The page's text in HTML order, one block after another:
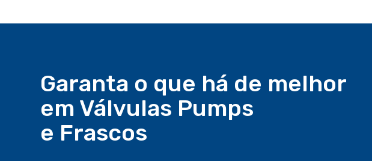
Garanta o que há de melhor
em Válvulas Pumps
e Frascos